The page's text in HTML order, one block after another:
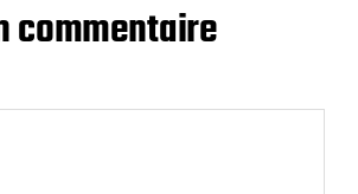
commentaire